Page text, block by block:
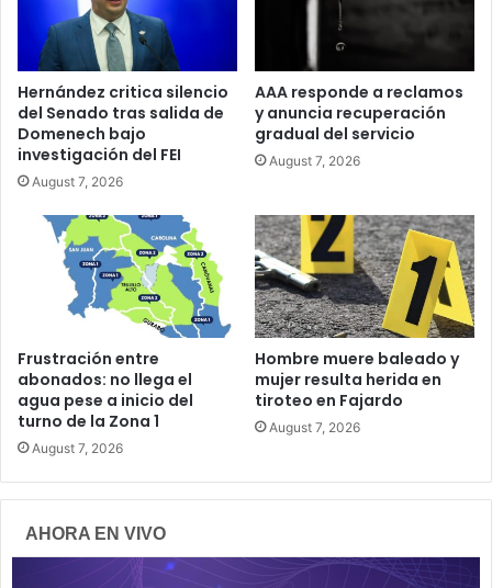
Hernández critica silencio
del Senado tras salida de
Domenech bajo
investigación del FEI
August 7, 2026
AAA responde a reclamos
y anuncia recuperación
gradual del servicio
August 7, 2026
Frustración entre
abonados: no llega el
agua pese a inicio del
turno de la Zona 1
August 7, 2026
Hombre muere baleado y
mujer resulta herida en
tiroteo en Fajardo
August 7, 2026
AHORA EN VIVO